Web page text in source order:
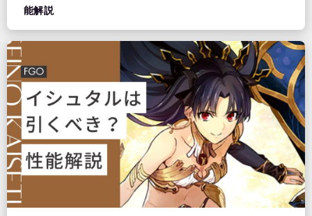
能解説